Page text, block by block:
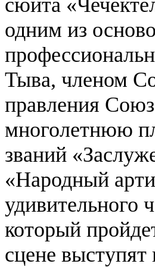
сюита
одним из
Тыва, членом
правления
многолетнюю
званий
«Народный
удивительного
который
сцене